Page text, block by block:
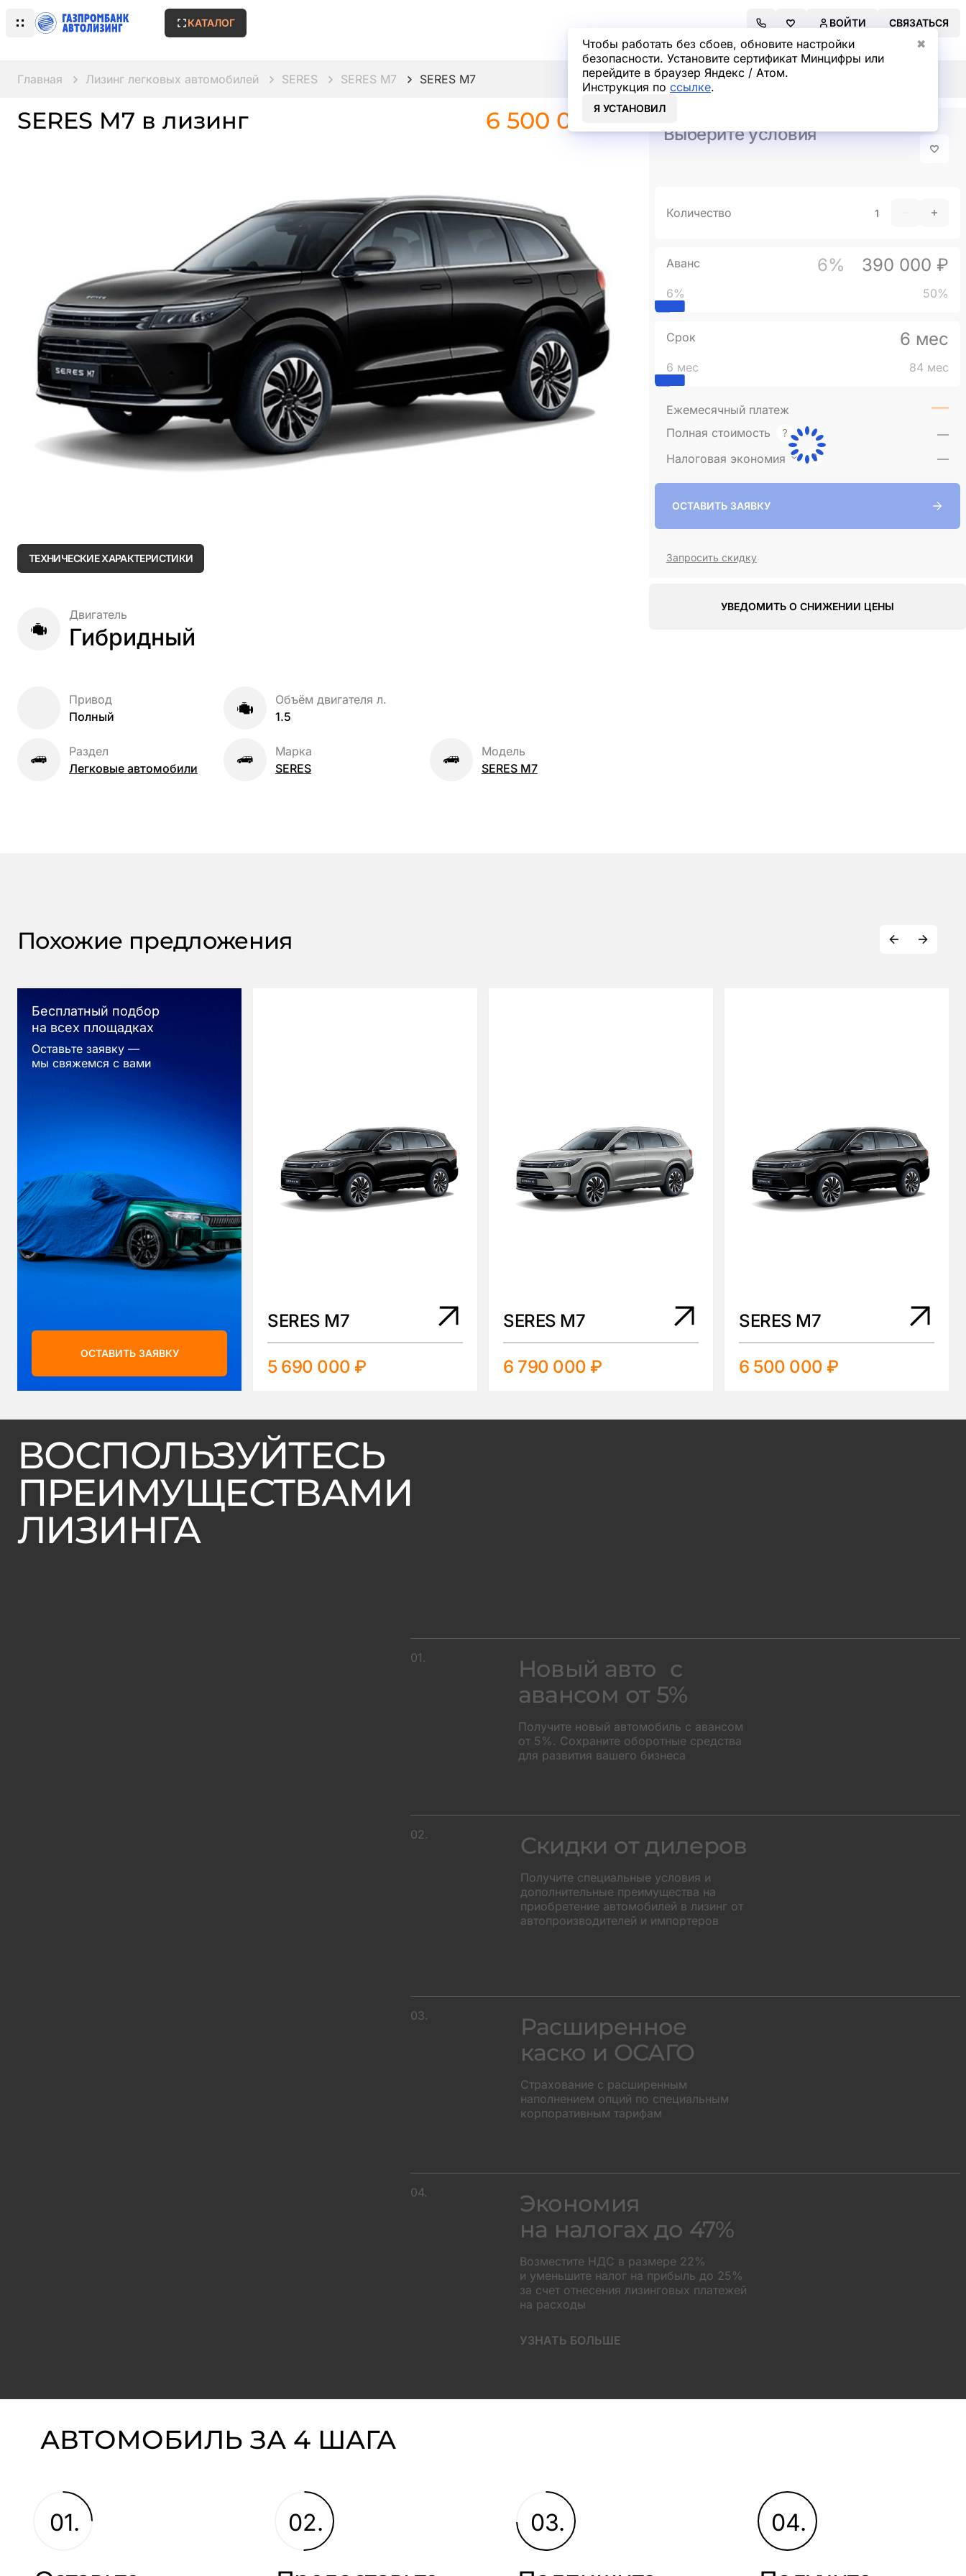
Чтобы работать без сбоев, обновите настройки
безопасности. Установите сертификат Минцифры или
перейдите в браузер Яндекс / Атом.
Инструкция по ссылке.
Я УСТАНОВИЛ
✖
КАТАЛОГ ВОЙТИ СВЯЗАТЬСЯ
Главная Лизинг легковых автомобилей SERES SERES M7 SERES M7
SERES M7 в лизинг 6 500 000 ₽
ТЕХНИЧЕСКИЕ ХАРАКТЕРИСТИКИ
Двигатель
Гибридный
Привод
Полный
Объём двигателя л.
1.5
Раздел
Легковые автомобили
Марка
SERES
Модель
SERES M7
Выберите условия
Количество
Аванс 6% 390 000 ₽
6% 50%
Срок 6 мес
6 мес 84 мес
Ежемесячный платеж —
Полная стоимость
—
Налоговая экономия
—
ОСТАВИТЬ ЗАЯВКУ
Запросить скидку
УВЕДОМИТЬ О СНИЖЕНИИ ЦЕНЫ
Похожие предложения
Бесплатный подбор
на всех площадках
Оставьте заявку —
мы свяжемся с вами
ОСТАВИТЬ ЗАЯВКУ
SERES M7
5 690 000 ₽
SERES M7
6 790 000 ₽
SERES M7
6 500 000 ₽
ВОСПОЛЬЗУЙТЕСЬ
ПРЕИМУЩЕСТВАМИ
ЛИЗИНГА
01.
Новый авто с
авансом от 5%
Получите новый автомобиль с авансом
от 5%. Сохраните оборотные средства
для развития вашего бизнеса
02. Скидки от дилеров
Получите специальные условия и
дополнительные преимущества на
приобретение автомобилей в лизинг от
автопроизводителей и импортеров
03.
Расширенное
каско и ОСАГО
Страхование с расширенным
наполнением опций по специальным
корпоративным тарифам
04.
Экономия
на налогах до 47%
Возместите НДС в размере 22%
и уменьшите налог на прибыль до 25%
за счет отнесения лизинговых платежей
на расходы
УЗНАТЬ БОЛЬШЕ
АВТОМОБИЛЬ ЗА 4 ШАГА
01. 02. 03. 04.